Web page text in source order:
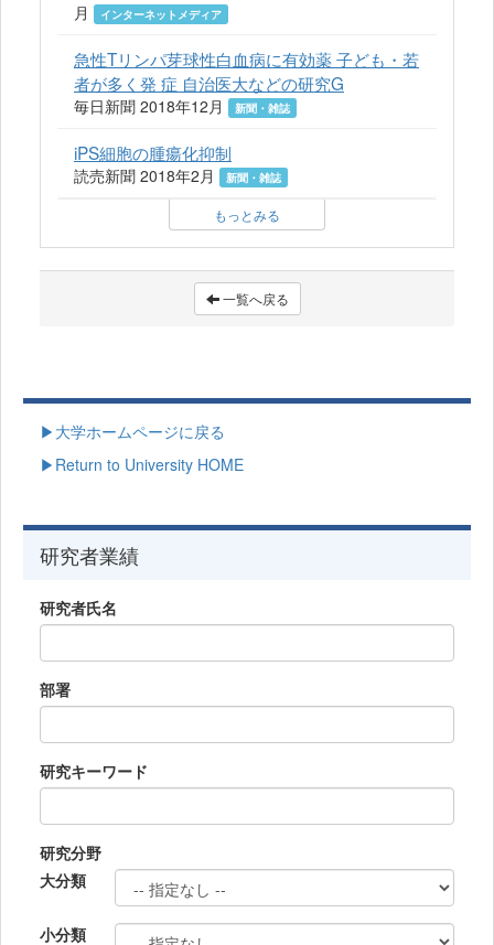
月
インターネットメディア
急性Tリンパ芽球性白血病に有効薬 子ども・若
者が多く発 症 自治医大などの研究G
毎日新聞 2018年12月 新聞・雑誌
iPS細胞の腫瘍化抑制
読売新聞 2018年2月 新聞・雑誌
もっとみる
一覧へ戻る
▶大学ホームページに戻る
▶Return to University HOME
研究者業績
研究者氏名
部署
研究キーワード
研究分野
大分類
小分類